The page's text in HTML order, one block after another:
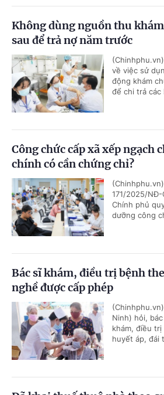
Không dùng nguồn thu
sau để trả nợ năm trước
về việc sử
động khám
để chi trả các
Công chức cấp xã xếp ngạch
chính có cần chứng chỉ?
171/2025/
Chính phủ
dưỡng công
Bác sĩ khám, điều trị bệnh
nghề được cấp phép
Ninh) hỏi,
khám, điều
huyết áp, đái